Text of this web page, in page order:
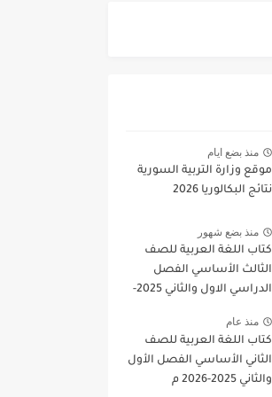
منذ بضع ايام
موقع وزارة التربية السورية
نتائج البكالوريا 2026
منذ بضع شهور
كتاب اللغة العربية للصف
الثالث الأساسي الفصل
الدراسي الاول والثاني 2025-
منذ عام
كتاب اللغة العربية للصف
الثاني الأساسي الفصل الأول
والثاني 2025-2026 م